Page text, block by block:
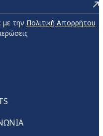
την Πολιτική Απορρήτου